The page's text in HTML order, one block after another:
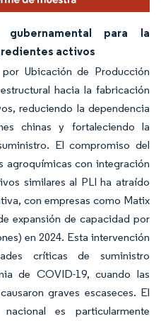
para la
activos
Ubicación de Producción
hacia la fabricación
reduciendo la dependencia
chinas y fortaleciendo la
El compromiso del
agroquímicas con integración
similares al PLI ha atraído
con empresas como Matix
expansión de capacidad por
en 2024. Esta intervención
críticas de suministro
de COVID-19, cuando las
graves escaseces. El
es particularmente